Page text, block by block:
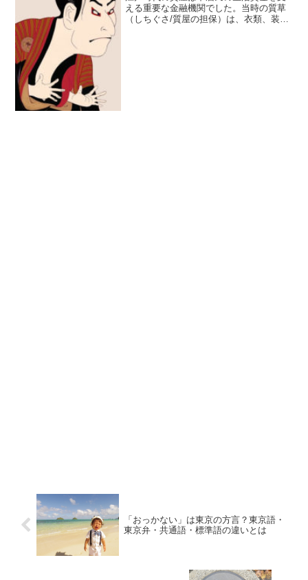
える重要な金融機関でした。当時の質草
（しちぐさ/質屋の担保）は、衣類、装身
「おっかない」は東京の方言？東京語・
東京弁・共通語・標準語の違いとは